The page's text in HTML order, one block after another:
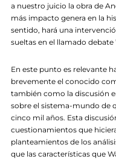
a nuestro juicio la obra de
más impacto genera en la
sentido, hará una
sueltas en el llamado
En este punto es relevante
brevemente el conocido
también como la discusión
sobre el sistema-mundo de
cinco mil años. Esta
cuestionamientos que
planteamientos de los
que las características que